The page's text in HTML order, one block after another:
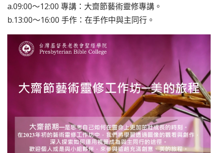
a.09:00〜12:00 專講：大齋節藝術靈修專講。
b.13:00〜16:00 手作：在手作中與主同行。